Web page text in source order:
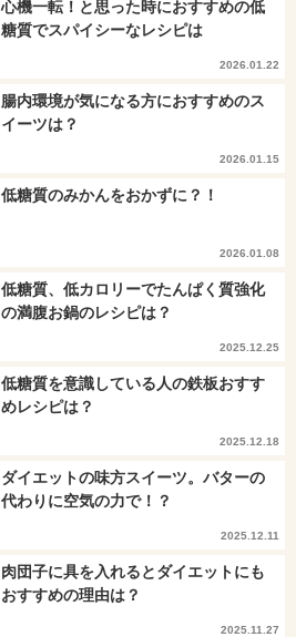
心機一転！と思った時におすすめの低
糖質でスパイシーなレシピは
2026.01.22
腸内環境が気になる方におすすめのス
イーツは？
2026.01.15
低糖質のみかんをおかずに？！
2026.01.08
低糖質、低カロリーでたんぱく質強化
の満腹お鍋のレシピは？
2025.12.25
低糖質を意識している人の鉄板おすす
めレシピは？
2025.12.18
ダイエットの味方スイーツ。バターの
代わりに空気の力で！？
2025.12.11
肉団子に具を入れるとダイエットにも
おすすめの理由は？
2025.11.27